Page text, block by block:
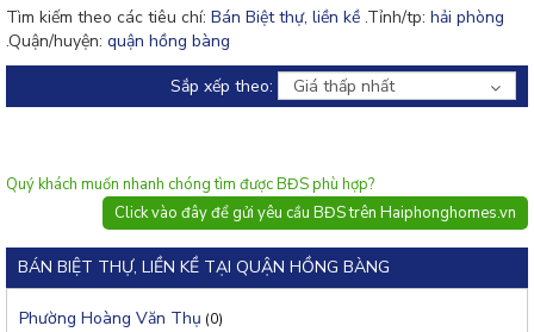
Đăng
ký
rao
Tìm kiếm theo các tiêu chí: Bán Biệt thự, liền kề .Tỉnh/tp: hải phòng
.Quận/huyện: quận hồng bàng
Sắp xếp theo:
Giá thấp nhất
Quý khách muốn nhanh chóng tìm được BĐS phù hợp?
Click vào đây để gửi yêu cầu BĐS trên Haiphonghomes.vn
BÁN BIỆT THỰ, LIỀN KỀ TẠI QUẬN HỒNG BÀNG
Phường Hoàng Văn Thụ (0)